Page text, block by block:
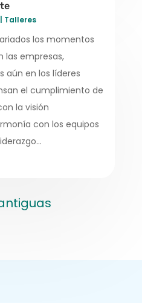
Talleres
los momentos
las empresas,
aún en los líderes
el cumplimiento de
la visión
con los equipos